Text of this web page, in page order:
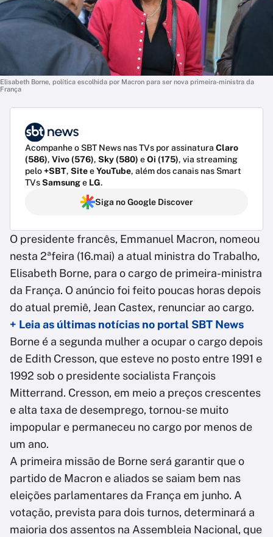
Elisabeth Borne, política escolhida por Macron para ser nova primeira-ministra da
França
Acompanhe o SBT News nas TVs por assinatura Claro
(586), Vivo (576), Sky (580) eOi (175), via streaming
pelo+SBT, SiteeYouTube, além dos canais nas Smart
TVsSamsunge LG.
Siga no Google Discover
O presidente francês, Emmanuel Macron, nomeou
nesta 2ªfeira (16.mai) a atual ministra do Trabalho,
Elisabeth Borne, para o cargo de primeira-ministra
da França. O anúncio foi feito poucas horas depois
do atual premiê, Jean Castex, renunciar ao cargo.
+ Leia as últimas notícias no portal SBT News
Borne é a segunda mulher a ocupar o cargo depois
de Edith Cresson, que esteve no posto entre 1991 e
1992 sob o presidente socialista François
Mitterrand. Cresson, em meio a preços crescentes
e alta taxa de desemprego, tornou-se muito
impopular e permaneceu no cargo por menos de
um ano.
A primeira missão de Borne será garantir que o
partido de Macron e aliados se saiam bem nas
eleições parlamentares da França em junho. A
votação, prevista para dois turnos, determinará a
maioria dos assentos na Assembleia Nacional, que